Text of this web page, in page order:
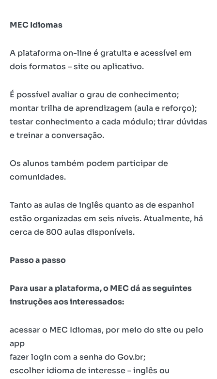
MEC Idiomas
A plataforma on-line é gratuita e acessível em
dois formatos – site ou aplicativo.
É possível avaliar o grau de conhecimento;
montar trilha de aprendizagem (aula e reforço);
testar conhecimento a cada módulo; tirar dúvidas
e treinar a conversação.
Os alunos também podem participar de
comunidades.
Tanto as aulas de inglês quanto as de espanhol
estão organizadas em seis níveis. Atualmente, há
cerca de 800 aulas disponíveis.
Passo a passo
Para usar a plataforma, o MEC dá as seguintes
instruções aos interessados:
acessar o MEC Idiomas, por meio do site ou pelo
app
fazer login com a senha do Gov.br;
escolher idioma de interesse – inglês ou